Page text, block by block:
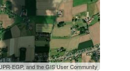
EGP, and the GIS User Community